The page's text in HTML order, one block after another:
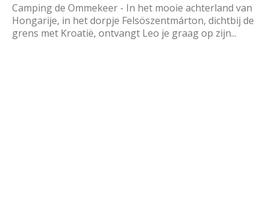
Camping de Ommekeer - In het mooie achterland van
Hongarije, in het dorpje Felsöszentmárton, dichtbij de
grens met Kroatië, ontvangt Leo je graag op zijn...